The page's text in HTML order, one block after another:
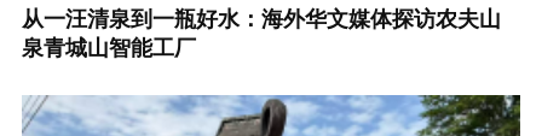
从一汪清泉到一瓶好水：海外华文媒体探访农夫山
泉青城山智能工厂